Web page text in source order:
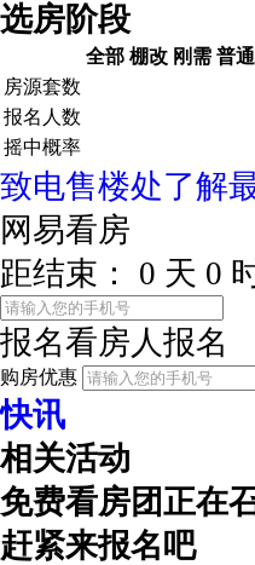
选房阶段
全部 棚改 刚需 普通
房源套数
报名人数
摇中概率
致电售楼处了解
网易看房
距结束：
0 天 0
报名看房人报名
购房优惠
快讯
相关活动
免费看房团正在
赶紧来报名吧